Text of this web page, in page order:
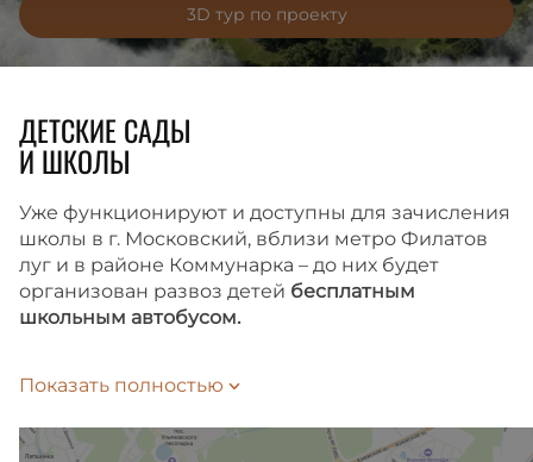
3D тур по проекту
ДЕТСКИЕ САДЫ
И ШКОЛЫ
Уже функционируют и доступны для зачисления
школы в г. Московский, вблизи метро Филатов
луг и в районе Коммунарка – до них будет
организован развоз детей бесплатным
школьным автобусом.
на автобусе-шаттле, в зависимости
от выбранного маршрута. Подать заявление
на зачисление ребенка в школу можно
Показать полностью